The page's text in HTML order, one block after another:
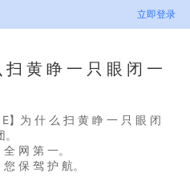
立即登录
黄 睁 一 只 眼 闭 一
】为 什 么 扫 黄 睁 一 只 眼 闭
网 第 一。
保 驾 护 航。